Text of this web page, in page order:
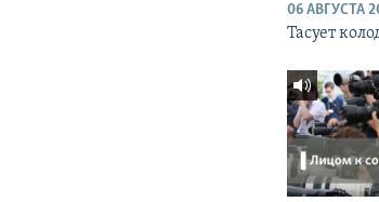
06 АВГУСТА
Тасует